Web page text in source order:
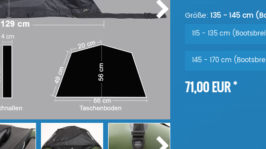
Größe: 135 - 145 cm
115 - 135 cm
145 - 170 cm
71,00 EUR*